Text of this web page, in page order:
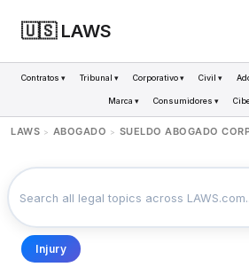
🇺🇸 LAWS
Contratos ▾ Tribunal ▾ Corporativo ▾ Civil ▾
Marca ▾ Consumidores ▾
LAWS > ABOGADO > SUELDO ABOGADO
Injury